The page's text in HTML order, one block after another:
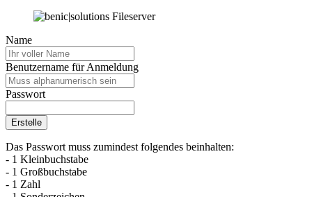
Name
Benutzername für Anmeldung
Passwort
Erstelle
Das Passwort muss zumindest folgendes beinhalten:
- 1 Kleinbuchstabe
- 1 Großbuchstabe
- 1 Zahl